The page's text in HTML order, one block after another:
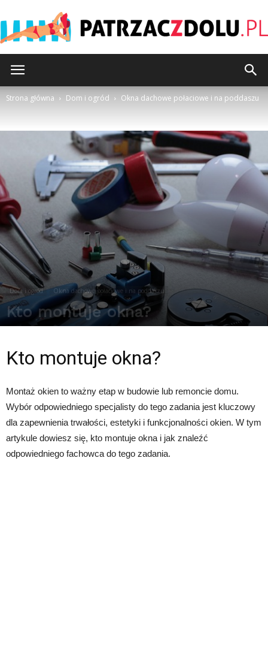
Strona główna Dom i ogród Okna dachowe połaciowe i na poddaszu
Dom i ogród Okna dachowe połaciowe i na poddaszu
Kto montuje okna?
Kto montuje okna?
Montaż okien to ważny etap w budowie lub remoncie domu.
Wybór odpowiedniego specjalisty do tego zadania jest kluczowy
dla zapewnienia trwałości, estetyki i funkcjonalności okien. W tym
artykule dowiesz się, kto montuje okna i jak znaleźć
odpowiedniego fachowca do tego zadania.